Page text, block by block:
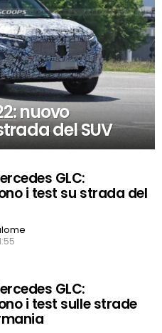
nuovo
del SUV
GLC:
i test su strada del
GLC:
i test sulle strade